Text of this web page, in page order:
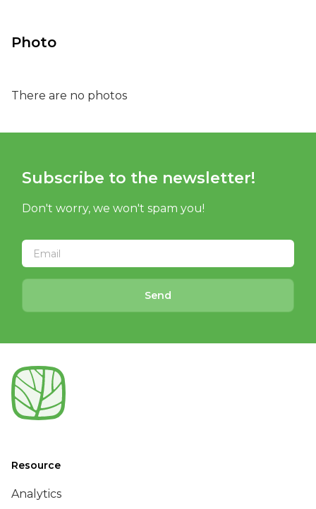
Photo
There are no photos
Subscribe to the newsletter!
Don't worry, we won't spam you!
Send
Resource
Analytics